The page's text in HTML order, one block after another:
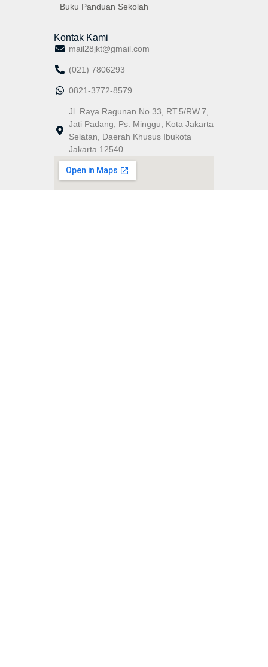
Buku Panduan Sekolah
Kontak Kami
mail28jkt@gmail.com
(021) 7806293
0821-3772-8579
Jl. Raya Ragunan No.33, RT.5/RW.7,
Jati Padang, Ps. Minggu, Kota Jakarta
Selatan, Daerah Khusus Ibukota
Jakarta 12540